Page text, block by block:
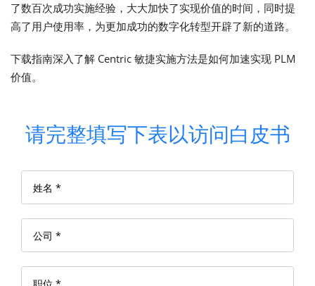
了数百次成功实施经验，大大加快了实现价值的时间，同时提
高了用户使用率，为更加成功的数字化转型开辟了新的道路。
下载指南深入了解 Centric 敏捷实施方法是如何加速实现 PLM
价值。
请完整填写下表以访问白皮书